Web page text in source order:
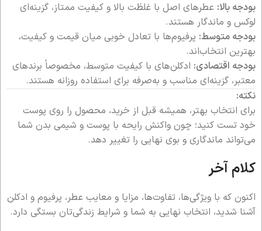
بودجه بالا: عطرهای اصل با غلظت بالا و کیفیت ممتاز، گزینه‌ای
لوکس و ماندگار هستند.
بودجه متوسط: پرفیوم‌ها با تعادل خوبی میان قیمت و کیفیت،
بهترین انتخاب‌اند.
بودجه اقتصادی: ادکلن‌های با کیفیت متوسط، مخصوصاً برندهای
معتبر، گزینه‌ای مناسب و به‌صرفه برای استفاده روزانه هستند.
نکته:
برای انتخاب بهتر، همیشه قبل از خرید، محصول را روی پوست
خود تست کنید؛ چون واکنش رایحه با پوست و شیمی بدن شما
می‌تواند ماندگاری و بوی نهایی را تغییر دهد.
کلام آخر
اکنون که با ویژگی‌ها، تفاوت‌ها، مزایا و معایب عطر، پرفیوم و ادکلن
آشنا شدید، انتخاب نهایی به شما و شرایط زندگی‌تان بستگی دارد.